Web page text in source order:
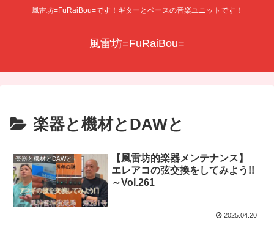
風雷坊=FuRaiBou=です！ギターとベースの音楽ユニットです！
風雷坊=FuRaiBou=
楽器と機材とDAWと
楽器と機材とDAWと
【風雷坊的楽器メンテナンス】
エレアコの弦交換をしてみよう!!
～Vol.261
2025.04.20